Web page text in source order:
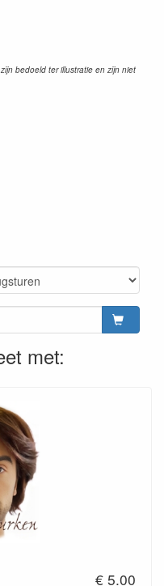
bedoeld ter illustratie en zijn niet
met:
€ 5.00